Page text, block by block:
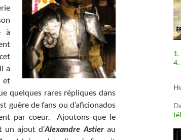
à
a
et
quelques rares répliques dans
guère de fans ou d’aficionados
par coeur. Ajoutons que le
un ajout d’Alexandre Astierau
1.
4.